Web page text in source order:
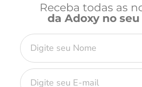
Receba todas as
da Adoxy no